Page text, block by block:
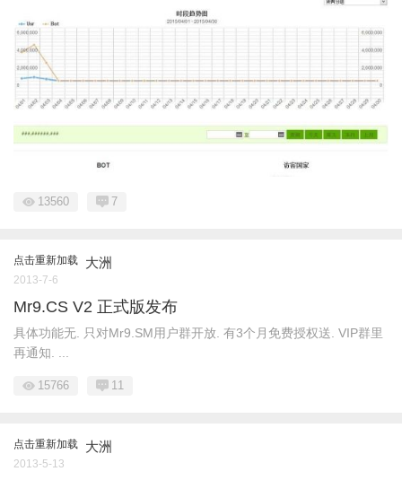
13560 7
点击重新加载 大洲
2013-7-6
Mr9.CS V2 正式版发布
具体功能无. 只对Mr9.SM用户群开放. 有3个月免费授权送. VIP群里
再通知. ...
15766 11
点击重新加载 大洲
2013-5-13